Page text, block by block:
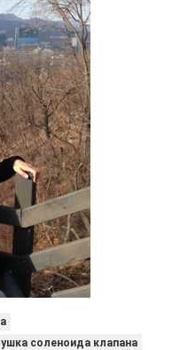
соленоида клапана